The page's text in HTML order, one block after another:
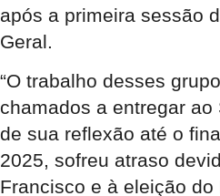
após a primeira sessão
Geral.
“O trabalho desses
chamados a entregar ao
de sua reflexão até o
2025, sofreu atraso
Francisco e à eleição do